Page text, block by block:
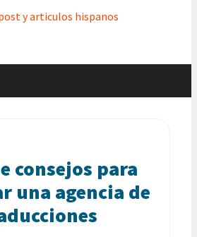
y articulos hispanos
consejos para
una agencia de